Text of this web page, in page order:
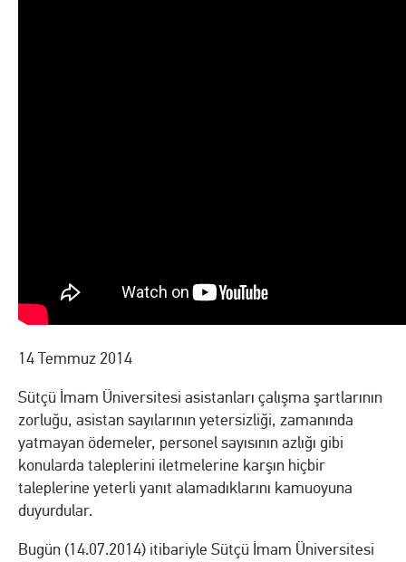
14 Temmuz 2014
Sütçü İmam Üniversitesi asistanları çalışma şartlarının
zorluğu, asistan sayılarının yetersizliği, zamanında
yatmayan ödemeler, personel sayısının azlığı gibi
konularda taleplerini iletmelerine karşın hiçbir
taleplerine yeterli yanıt alamadıklarını kamuoyuna
duyurdular.
Bugün (14.07.2014) itibariyle Sütçü İmam Üniversitesi